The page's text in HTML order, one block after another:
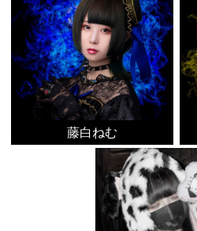
藤白ねむ